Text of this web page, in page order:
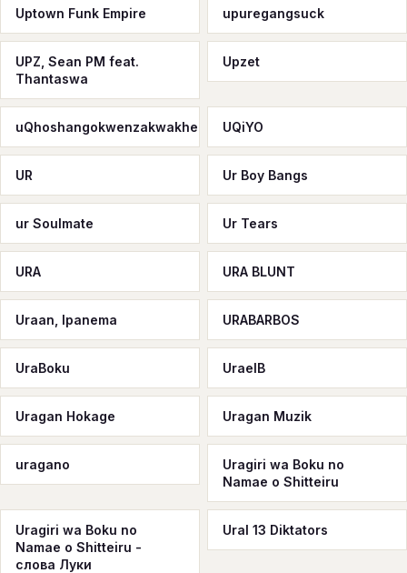
Uptown Funk Empire upuregangsuck
UPZ, Sean PM feat.
Thantaswa
Upzet
uQhoshangokwenzakwakhe UQiYO
UR Ur Boy Bangs
ur Soulmate Ur Tears
URA URA BLUNT
Uraan, Ipanema URABARBOS
UraBoku UraelB
Uragan Hokage Uragan Muzik
uragano
Uragiri wa Boku no
Namae o Shitteiru
Uragiri wa Boku no
Namae o Shitteiru -
слова Луки
Ural 13 Diktators